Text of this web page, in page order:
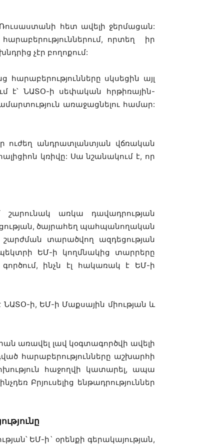
հետ ավելի ջերմացան:
, որտեղ իր
չէր բողոքում:
սկսեցին այլ
է՝ ՆԱՏՕ-ի սեփական հրթիռային-
առաջացնելու համար:
ուժեղ անդրատլանտյան վճռական
կռիվը: Սա նշանակում է, որ
շարունակ առկա դավադրության
ծայրահեղ պահպանողական
տարածվող ազդեցության
ԵՄ-ի կողմնակից տարրերը
ինչն էլ հակառակ է ԵՄ-ի
ՆԱՏՕ-ի, ԵՄ-ի Մաքսային միության և
առավել լավ կօգտագործվի ավելի
հարաբերությունները աշխարհի
հաջողվի կատարել, ապա
Բրյուսելից ենթադրություններ
ԵՄ-ի` օրենքի գերակայության,